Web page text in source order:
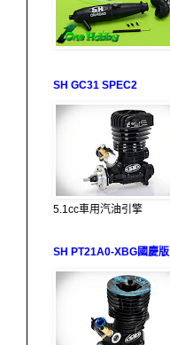
SH GC31 SPEC2
5.1cc車用汽油引擎
SH PT21A0-XBG國慶版